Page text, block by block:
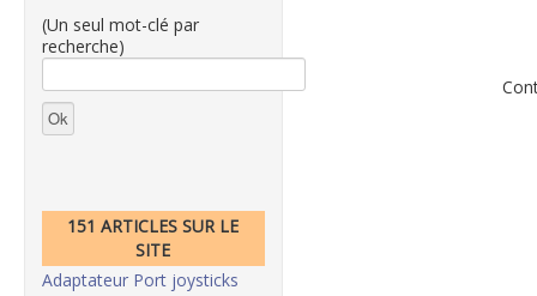
(Un seul mot-clé par
recherche)
151 ARTICLES SUR LE
SITE
Adaptateur Port joysticks